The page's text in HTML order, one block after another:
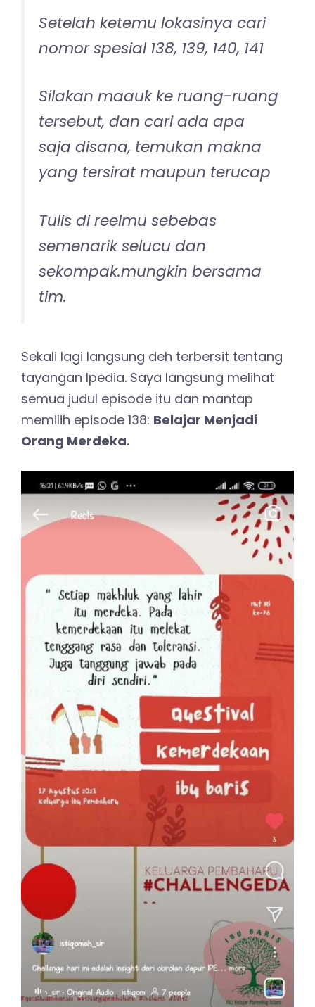
Setelah ketemu lokasinya cari
nomor spesial 138, 139, 140, 141
Silakan maauk ke ruang-ruang
tersebut, dan cari ada apa
saja disana, temukan makna
yang tersirat maupun terucap
Tulis di reelmu sebebas
semenarik selucu dan
sekompak.mungkin bersama
tim.
Sekali lagi langsung deh terbersit tentang
tayangan Ipedia. Saya langsung melihat
semua judul episode itu dan mantap
memilih episode 138: Belajar Menjadi
Orang Merdeka.